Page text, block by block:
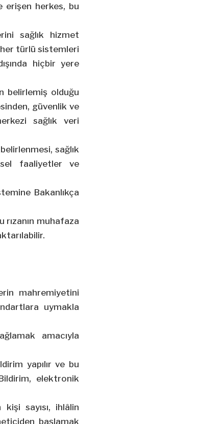
erişen herkes, bu
sağlık hizmet
türlü sistemleri
hiçbir yere
belirlemiş olduğu
güvenlik ve
sağlık veri
sağlık
faaliyetler ve
Bakanlıkça
rızanın muhafaza
mahremiyetini
uymakla
amacıyla
yapılır ve bu
elektronik
sayısı, ihlâlin
başlamak